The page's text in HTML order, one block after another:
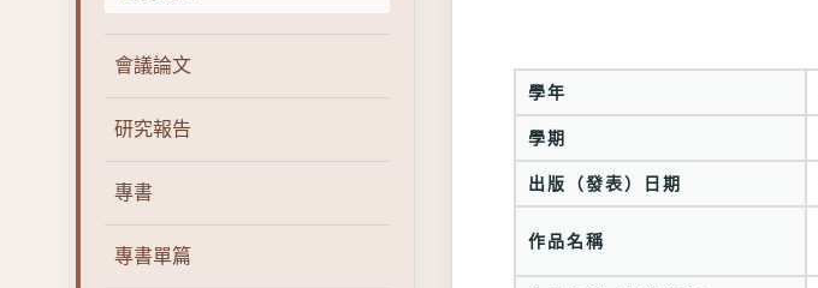
會議論文
研究報告
專書
專書單篇
學年
學期
出版（發表）日期
作品名稱